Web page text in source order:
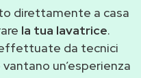
direttamente a casa
la tua lavatrice.
da tecnici
un’esperienza